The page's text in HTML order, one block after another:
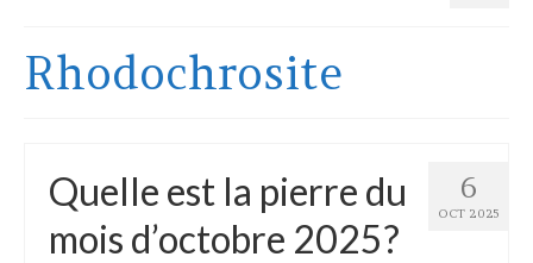
Rhodochrosite
6
OCT 2025
Quelle est la pierre du
mois d’octobre 2025?